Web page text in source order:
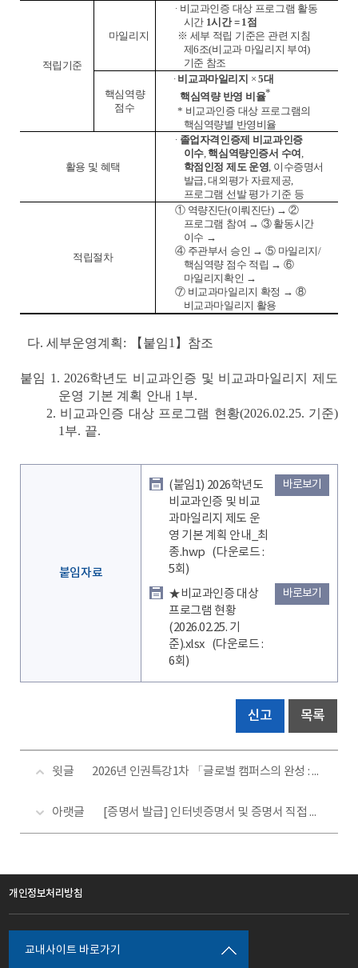
적립기준
마일리지
∙ 비교과인증 대상 프로그램 활동
시간 1시간= 1점
※ 세부 적립 기준은 관련 지침
제6조(비교과 마일리지 부여)
기준 참조
핵심역량
점수
∙ 비교과마일리지 ×5대
핵심역량 반영 비율*
* 비교과인증 대상 프로그램의
핵심역량별 반영비율
활용 및 혜택
∙ 졸업자격인증제 비교과인증
이수,핵심역량인증서 수여 ,
학점인정 제도 운영, 이수증명서
발급,대외평가 자료제공,
프로그램 선발 평가 기준 등
적립절차
① 역량진단(이뤄진단) → ②
프로그램 참여 → ③ 활동시간
이수 →
④ 주관부서 승인 → ⑤ 마일리지/
핵심역량 점수 적립 → ⑥
마일리지확인 →
⑦ 비교과마일리지 확정 → ⑧
비교과마일리지 활용
다.세부운영계획: 【 붙임1 】 참조
붙임 1. 2026학년도 비교과인증 및 비교과마일리지 제도
운영 기본 계획 안내 1 부.
2. 비교과인증 대상 프로그램 현황(2026.02.25. 기준)
1 부. 끝.
붙임자료
(붙임1) 2026학년도
비교과인증 및 비교
과마일리지 제도 운
영 기본 계획 안내_최
종.hwp (다운로드 :
5회)
바로보기
★비교과인증 대상
프로그램 현황
(2026.02.25. 기
준).xlsx (다운로드 :
6회)
바로보기
신고 목록
윗글 2026년 인권특강1차 「글로벌 캠퍼스의 완성 : 다름이 닿아, 우리가 되다」
아랫글 [증명서 발급] 인터넷증명서 및 증명서 직접 발급 안내
개인정보처리방침
교내사이트 바로가기